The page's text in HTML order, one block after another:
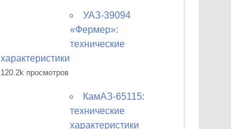
УАЗ-39094
«Фермер»:
технические
характеристики
120.2k просмотров
КамАЗ-65115:
технические
характеристики